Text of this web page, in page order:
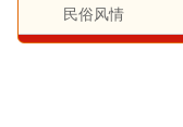
民俗风情